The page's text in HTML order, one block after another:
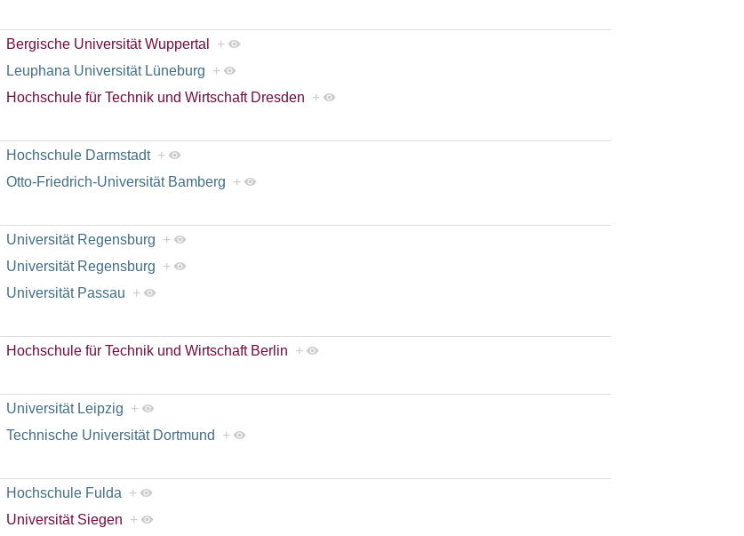
Bergische Universität Wuppertal
+
Leuphana Universität Lüneburg +
Hochschule für Technik und Wirtschaft Dresden +
Hochschule Darmstadt +
Otto-Friedrich-Universität Bamberg +
Universität Regensburg +
Universität Regensburg +
Universität Passau +
Hochschule für Technik und Wirtschaft Berlin +
Universität Leipzig +
Technische Universität Dortmund +
Hochschule Fulda +
Universität Siegen +